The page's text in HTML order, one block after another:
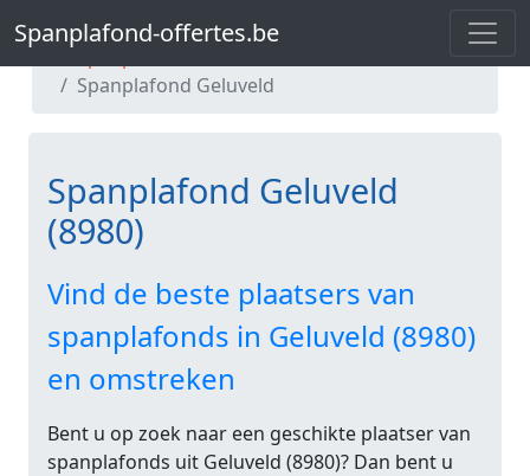
Spanplafond-offertes.be
Spanplafond-offertes.be
Spanplafond Geluveld
Spanplafond Geluveld
(8980)
Vind de beste plaatsers van
spanplafonds in Geluveld (8980)
en omstreken
Bent u op zoek naar een geschikte plaatser van
spanplafonds uit Geluveld (8980)? Dan bent u